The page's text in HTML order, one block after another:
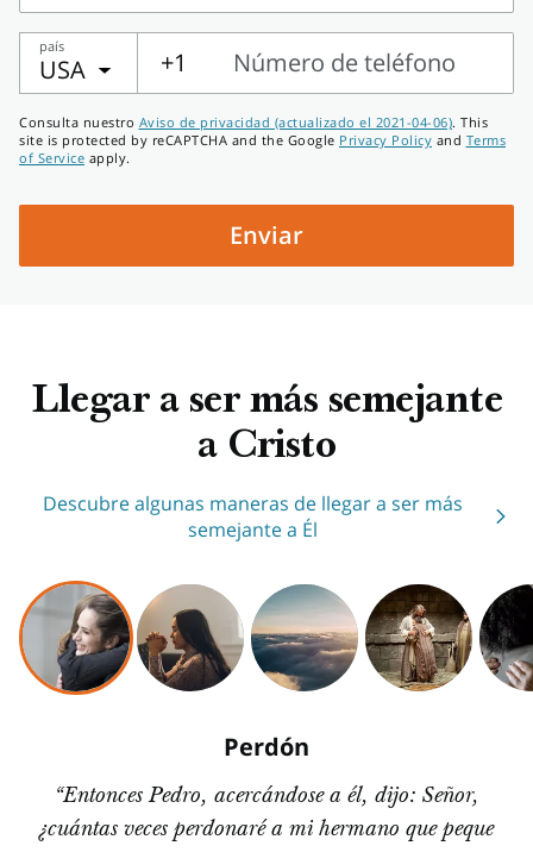
Dirección
país
USA +1
Número de teléfono
Número
de
teléfono
Consulta nuestro Aviso de privacidad (actualizado el 2021-04-06). This
site is protected by reCAPTCHA and the Google Privacy Policy and Terms
of Service apply.
Enviar
Llegar a ser más semejante
a Cristo
Descubre algunas maneras de llegar a ser más
semejante a Él
Perdón
“Entonces Pedro, acercándose a él, dijo: Señor,
¿cuántas veces perdonaré a mi hermano que peque